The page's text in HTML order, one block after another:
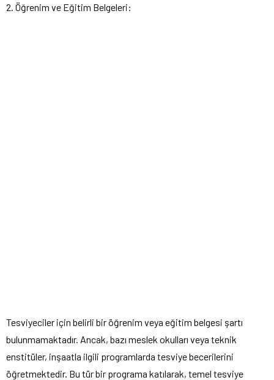
2. Öğrenim ve Eğitim Belgeleri:
Tesviyeciler için belirli bir öğrenim veya eğitim belgesi şartı
bulunmamaktadır. Ancak, bazı meslek okulları veya teknik
enstitüler, inşaatla ilgili programlarda tesviye becerilerini
öğretmektedir. Bu tür bir programa katılarak, temel tesviye